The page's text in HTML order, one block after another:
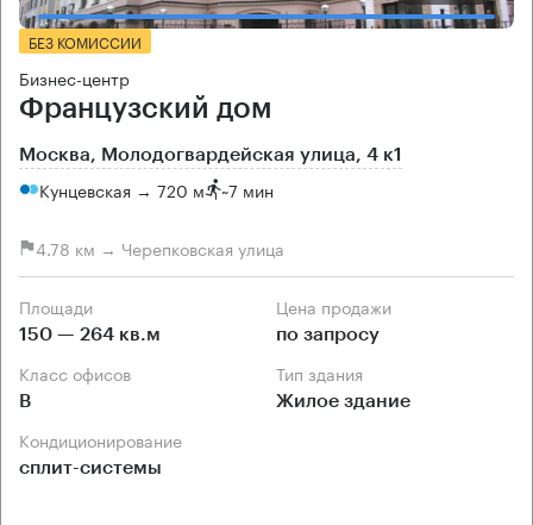
БЕЗ КОМИССИИ
Бизнес-центр
Французский дом
Москва, Молодогвардейская улица, 4 к1
Кунцевская → 720 м ~7 мин
4.78 км → Черепковская улица
Площади
150 — 264 кв.м
Цена продажи
по запросу
Класс офисов
B
Тип здания
Жилое здание
Кондиционирование
сплит-системы